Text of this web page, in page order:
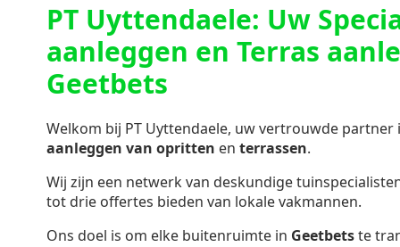
PT Uyttendaele: Uw
aanleggen en Terras
Geetbets
Welkom bij PT Uyttendaele, uw vertrouwde
aanleggen van opritten en terrassen.
Wij zijn een netwerk van deskundige
tot drie offertes bieden van lokale vakmannen.
Ons doel is om elke buitenruimte in Geetbetste